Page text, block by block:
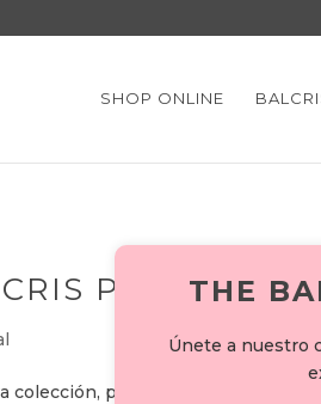
SHOP ONLINE
PICASSO
colección, puedes descargar el
THE
Únete a nuestro